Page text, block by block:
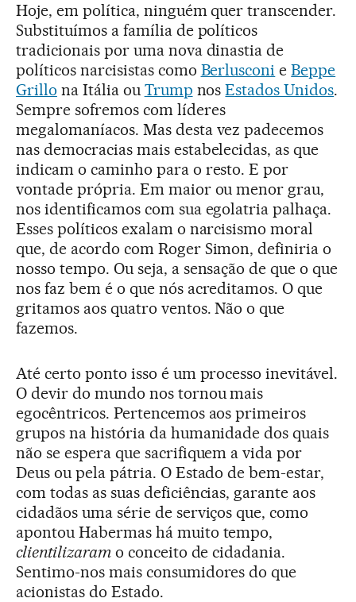
Hoje, em política, ninguém quer transcender.
Substituímos a família de políticos
tradicionais por uma nova dinastia de
políticos narcisistas como Berlusconi eBeppe
Grillo na Itália ou Trump nosEstados Unidos.
Sempre sofremos com líderes
megalomaníacos. Mas desta vez padecemos
nas democracias mais estabelecidas, as que
indicam o caminho para o resto. E por
vontade própria. Em maior ou menor grau,
nos identificamos com sua egolatria palhaça.
Esses políticos exalam o narcisismo moral
que, de acordo com Roger Simon, definiria o
nosso tempo. Ou seja, a sensação de que o que
nos faz bem é o que nós acreditamos. O que
gritamos aos quatro ventos. Não o que
fazemos.
Até certo ponto isso é um processo inevitável.
O devir do mundo nos tornou mais
egocêntricos. Pertencemos aos primeiros
grupos na história da humanidade dos quais
não se espera que sacrifiquem a vida por
Deus ou pela pátria. O Estado de bem-estar,
com todas as suas deficiências, garante aos
cidadãos uma série de serviços que, como
apontou Habermas há muito tempo,
clientilizaramo conceito de cidadania.
Sentimo-nos mais consumidores do que
acionistas do Estado.